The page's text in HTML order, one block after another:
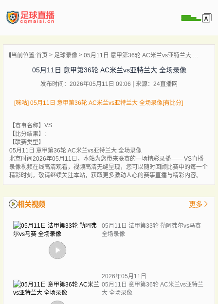
播
闻
当前位置:首页 足球录像 05月11日 意甲第36轮 AC米兰vs亚特兰大 全场录像
05月11日 意甲第36轮 AC米兰vs亚特兰大 全场录像
发布时间：2026年05月11日 09:06 来源：24直播网
[咪咕] 05月11日 意甲第36轮 AC米兰vs亚特兰大 全场录像[有比分]
【赛事名称】 VS
【比分结果】 :
【联赛类型】
05月11日 意甲第36轮 AC米兰vs亚特兰大 全场录像
北京时间2026年05月11日，本站为您带来联赛的一场精彩录播—— VS直播
录像视频在线高清观看，视频高清无缝呈现，您可以随时回顾比赛中的每一个
精彩时刻。敬请继续关注本站，获取更多激动人心的赛事直播与精彩内容。
相关视频 更多
05月11日 法甲第33轮 勒阿弗尔vs马赛
全场录像
2026年05月11日
05月11日 意甲第36轮 AC米兰vs亚特兰
大 全场录像